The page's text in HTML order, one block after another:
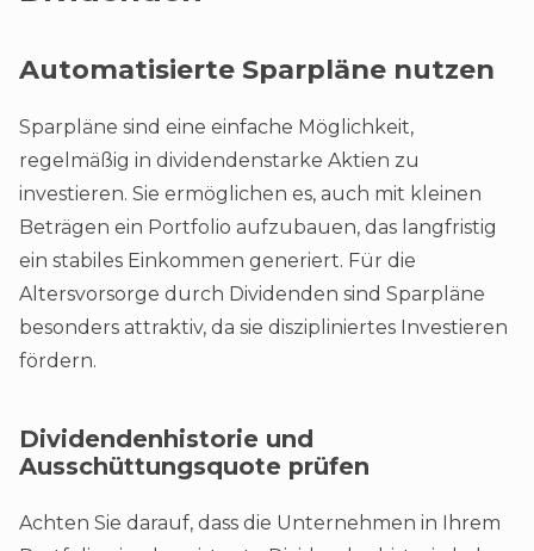
Automatisierte Sparpläne nutzen
Sparpläne sind eine einfache Möglichkeit,
regelmäßig in dividendenstarke Aktien zu
investieren. Sie ermöglichen es, auch mit kleinen
Beträgen ein Portfolio aufzubauen, das langfristig
ein stabiles Einkommen generiert. Für die
Altersvorsorge durch Dividenden sind Sparpläne
besonders attraktiv, da sie diszipliniertes Investieren
fördern.
Dividendenhistorie und
Ausschüttungsquote prüfen
Achten Sie darauf, dass die Unternehmen in Ihrem